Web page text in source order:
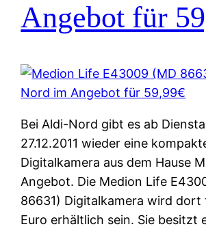
Angebot für
Bei Aldi-Nord gibt es ab
27.12.2011 wieder eine
Digitalkamera aus dem Hause
Angebot. Die Medion Life
86631) Digitalkamera wird dort
Euro erhältlich sein. Sie besitzt